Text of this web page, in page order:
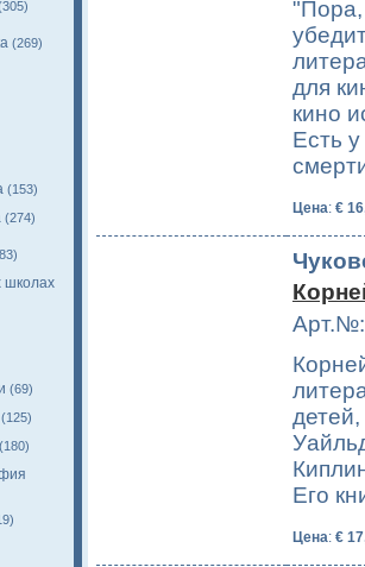
(269)
(153)
(274)
школах
(69)
(125)
(180)
"Пора,
для
кино
Есть
Цена: €
Его
Цена: €